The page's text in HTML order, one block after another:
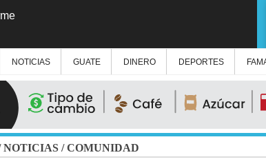
NOTICIAS GUATE DINERO DEPORTES
NOTICIAS /COMUNIDAD